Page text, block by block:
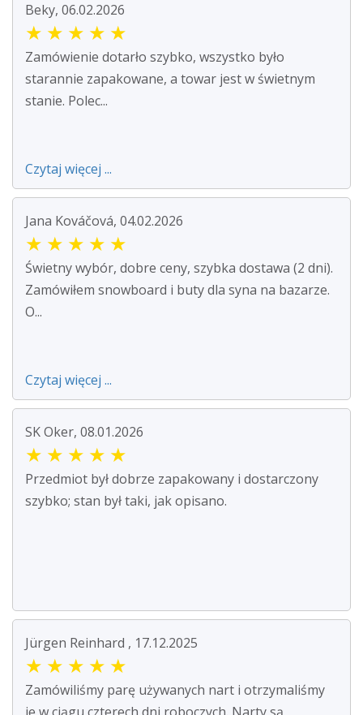
Beky, 06.02.2026
★ ★ ★ ★ ★
Zamówienie dotarło szybko, wszystko było
starannie zapakowane, a towar jest w świetnym
stanie. Polec...
Czytaj więcej ...
Jana Kováčová, 04.02.2026
★ ★ ★ ★ ★
Świetny wybór, dobre ceny, szybka dostawa (2 dni).
Zamówiłem snowboard i buty dla syna na bazarze.
O...
Czytaj więcej ...
SK Oker, 08.01.2026
★ ★ ★ ★ ★
Przedmiot był dobrze zapakowany i dostarczony
szybko; stan był taki, jak opisano.
Jürgen Reinhard , 17.12.2025
★ ★ ★ ★ ★
Zamówiliśmy parę używanych nart i otrzymaliśmy